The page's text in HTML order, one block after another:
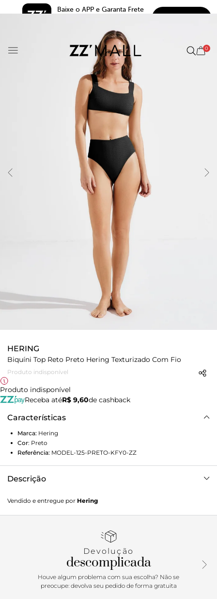
Baixe o APP e Garanta Frete
0
HERING
Biquíni Top Reto Preto Hering Texturizado Com Fio
Produto indisponível
Produto indisponível
Receba atéR$ 9,60de cashback
Características
Marca: Hering
Cor: Preto
Referência: MODEL-125-PRETO-KFY0-ZZ
Descrição
elastano LYCRA®, confortável, leve e macio, conta com
texturizado. Modelagem estilo faixa com bojo removível e
poliamidaTexturizadaAlças largasBojo removível
Vendido e entregue por Hering
Devolução
descomplicada
Houve algum problema com sua escolha? Não se
preocupe: devolva seu pedido de forma gratuita